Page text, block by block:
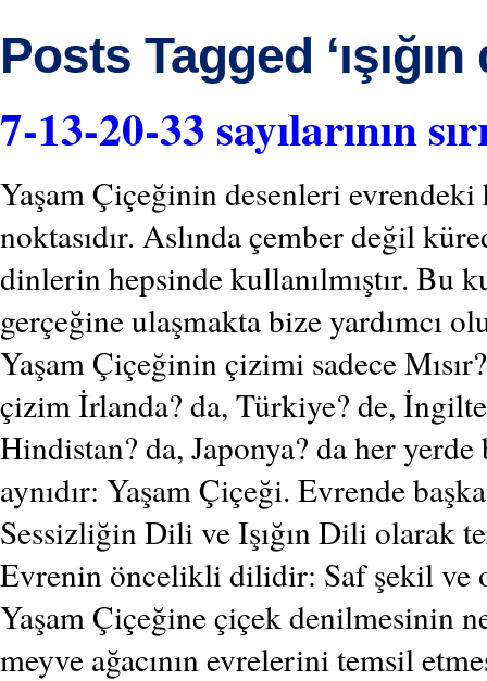
Posts Tagged ‘ışığın
7-13-20-33 sayılarının
Yaşam Çiçeğinin desenleri evrendeki
noktasıdır. Aslında çember değil
dinlerin hepsinde kullanılmıştır. Bu
gerçeğine ulaşmakta bize yardımcı
Yaşam Çiçeğinin çizimi sadece
çizim İrlanda? da, Türkiye? de,
Hindistan? da, Japonya? da her
aynıdır: Yaşam Çiçeği. Evrende
Sessizliğin Dili ve Işığın Dili olarak
Evrenin öncelikli dilidir: Saf şekil ve
Yaşam Çiçeğine çiçek denilmesinin
meyve ağacının evrelerini temsil